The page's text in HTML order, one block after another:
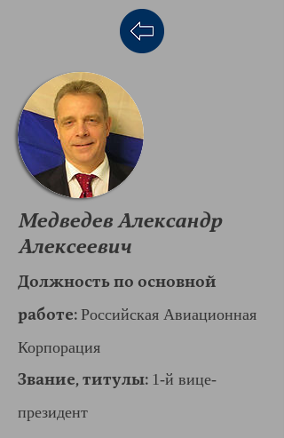
Медведев Александр
Алексеевич
Должность по основной
работе: Российская Авиационная
Корпорация
Звание, титулы: 1-й вице-
президент